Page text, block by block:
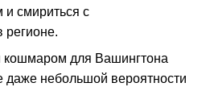
смириться с
для Вашингтона
даже небольшой вероятности